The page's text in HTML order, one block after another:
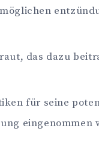
das dazu
für seine